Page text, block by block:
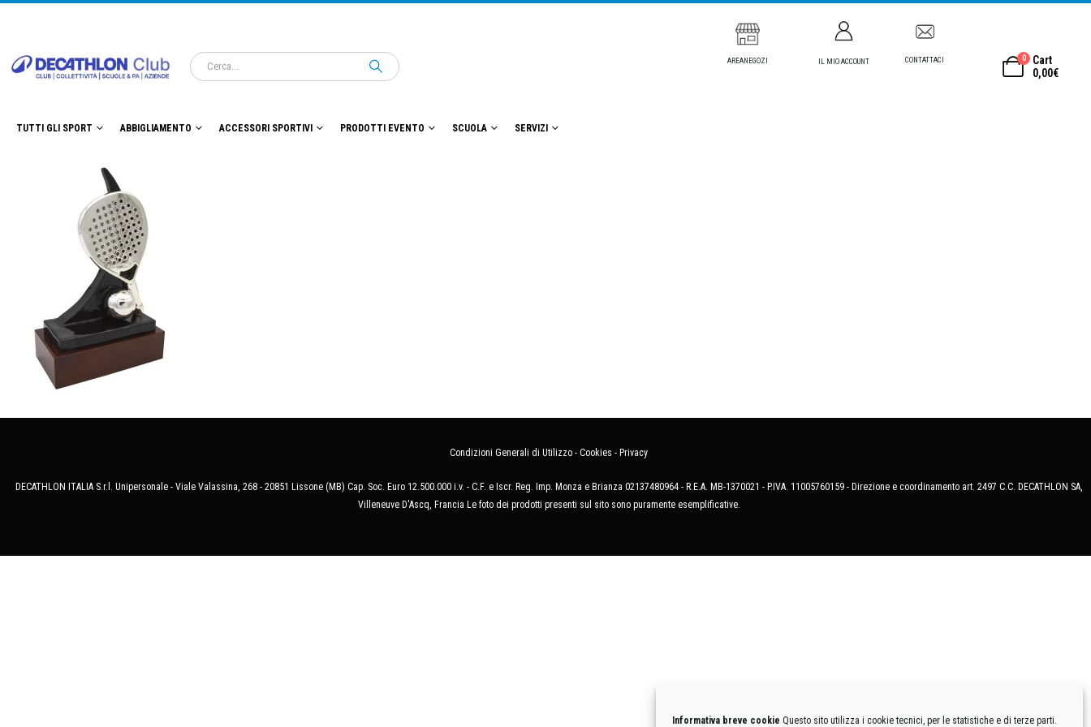
Informativa breve cookie Questo sito utilizza i cookie tecnici, per le statistiche e di terze parti.
AREANEGOZI IL MIO ACCOUNT CONTATTACI 0
Cart
0,00€
TUTTI GLI SPORT ABBIGLIAMENTO ACCESSORI SPORTIVI PRODOTTI EVENTO SCUOLA SERVIZI
Condizioni Generali di Utilizzo - Cookies - Privacy
DECATHLON ITALIA S.r.l. Unipersonale - Viale Valassina, 268 - 20851 Lissone (MB) Cap. Soc. Euro 12.500.000 i.v. - C.F. e Iscr. Reg. Imp. Monza e Brianza 02137480964 - R.E.A. MB-1370021 - P.IVA. 11005760159 - Direzione e coordinamento art. 2497 C.C. DECATHLON SA,
Villeneuve D'Ascq, Francia Le foto dei prodotti presenti sul sito sono puramente esemplificative.